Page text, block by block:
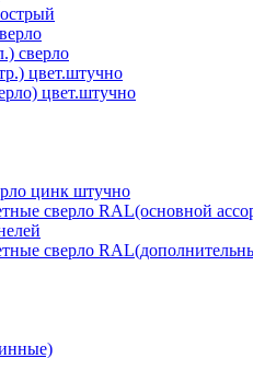
сверло
цвет.штучно
цвет.штучно
цинк штучно
сверло RAL(основной
сверло